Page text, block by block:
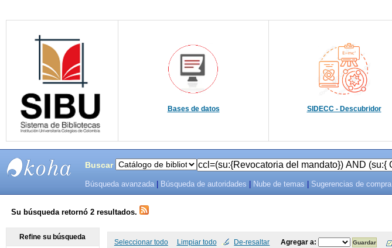
Bases de datos SIDECC - Descubridor
SISTEMAS
DE
Buscar
Búsqueda avanzada Búsqueda de autoridades Nube de temas Sugerencias de compra
Su búsqueda retornó 2 resultados.
Seleccionar todo Limpiar todo De-resaltar Agregar a:
Refine su búsqueda